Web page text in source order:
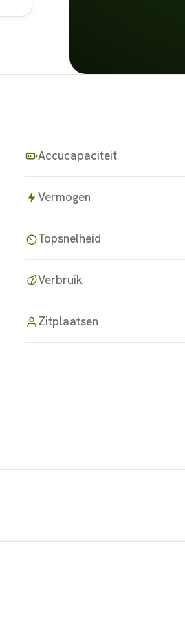
Accucapaciteit
Vermogen
Topsnelheid
Verbruik
Zitplaatsen